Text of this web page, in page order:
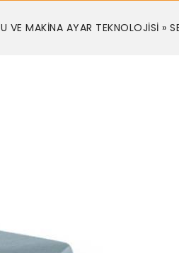
VE MAKİNA AYAR TEKNOLOJİSİ »